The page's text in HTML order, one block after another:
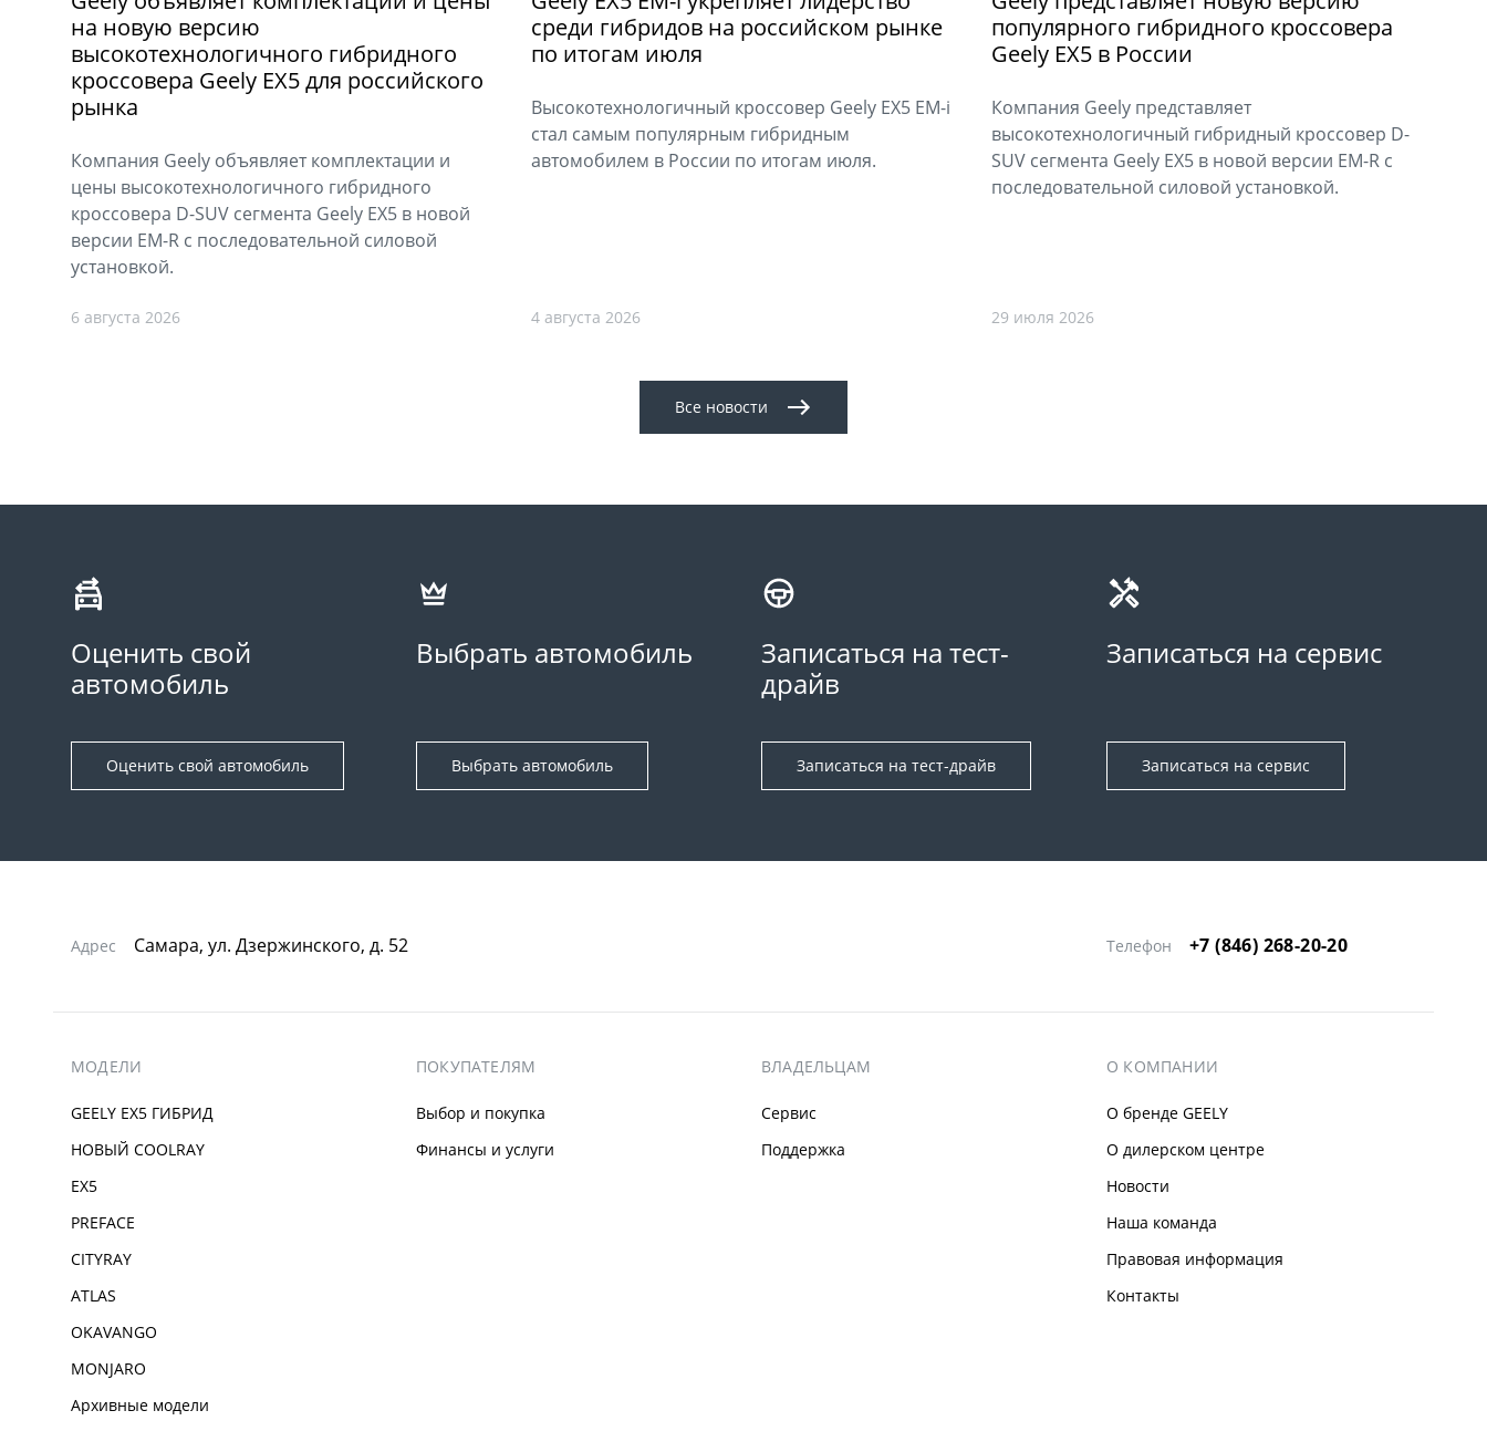
на новую версию
высокотехнологичного гибридного
кроссовера Geely EX5 для российского
рынка
Компания Geely объявляет комплектации и
цены высокотехнологичного гибридного
кроссовера D-SUV сегмента Geely EX5 в новой
версии EM-R с последовательной силовой
установкой.
6 августа 2026
среди гибридов на российском рынке
по итогам июля
Высокотехнологичный кроссовер Geely EX5 EM-i
стал самым популярным гибридным
автомобилем в России по итогам июля.
4 августа 2026
популярного гибридного кроссовера
Geely EX5 в России
Компания Geely представляет
высокотехнологичный гибридный кроссовер D-
SUV сегмента Geely EX5 в новой версии EM-R с
последовательной силовой установкой.
29 июля 2026
Все новости
Оценить свой
автомобиль
Оценить свой автомобиль
Выбрать автомобиль
Выбрать автомобиль
Записаться на тест-
драйв
Записаться на тест-драйв
Записаться на сервис
Записаться на сервис
Адрес Самара, ул. Дзержинского, д. 52 Телефон +7 (846) 268-20-20
МОДЕЛИ
GEELY EX5 ГИБРИД
НОВЫЙ COOLRAY
EX5
PREFACE
CITYRAY
ATLAS
OKAVANGO
MONJARO
Архивные модели
ПОКУПАТЕЛЯМ
Выбор и покупка
Финансы и услуги
ВЛАДЕЛЬЦАМ
Сервис
Поддержка
О КОМПАНИИ
О бренде GEELY
О дилерском центре
Новости
Наша команда
Правовая информация
Контакты